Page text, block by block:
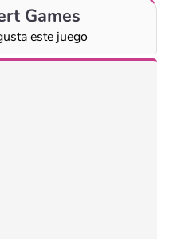
Games
este juego